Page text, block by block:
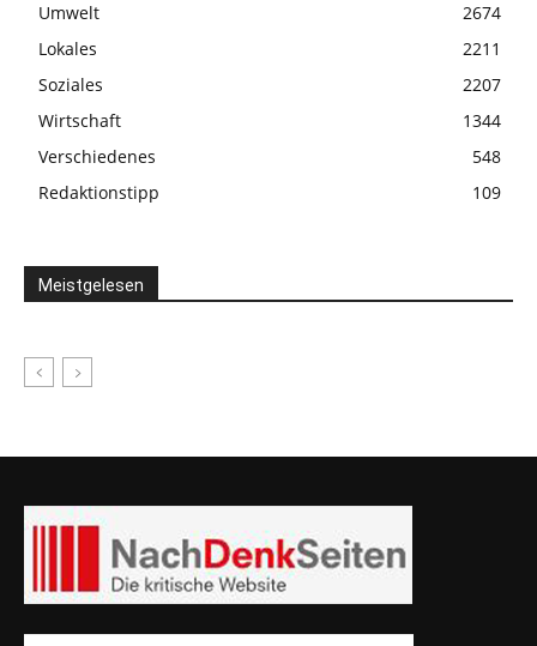
Umwelt
2674
Lokales
2211
Soziales
2207
Wirtschaft
1344
Verschiedenes
548
Redaktionstipp
109
Meistgelesen